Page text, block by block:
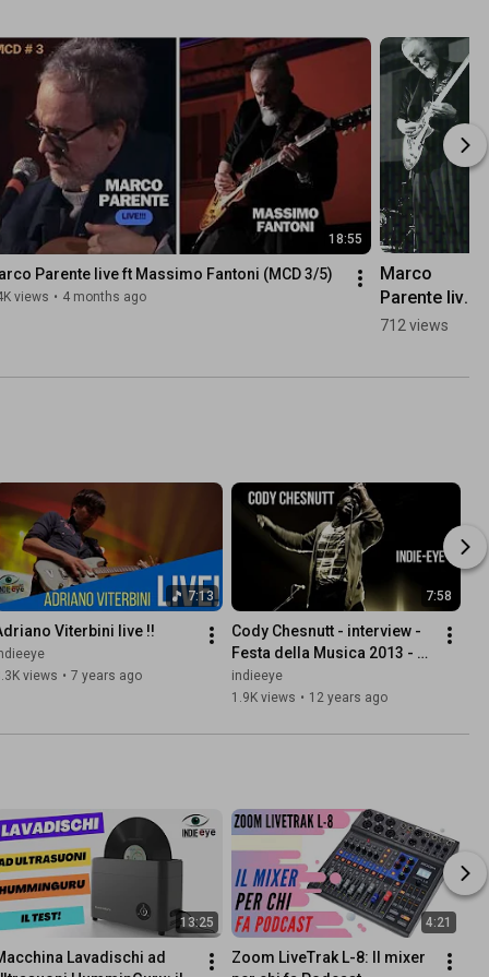
18:55
Parente live ft Massimo Fantoni (MCD 3/5)
views • 4 months ago
Marco
Parente live -
MCD 03 - il
712 views
7:13
Viterbini live !!
views • 7 years ago
7:58
Cody Chesnutt - interview -
Festa della Musica 2013 -
Chianciano Terme
indieeye
1.9K views • 12 years ago
13:25
Lavadischi ad
4:21
Zoom LiveTrak L-8: Il mixer